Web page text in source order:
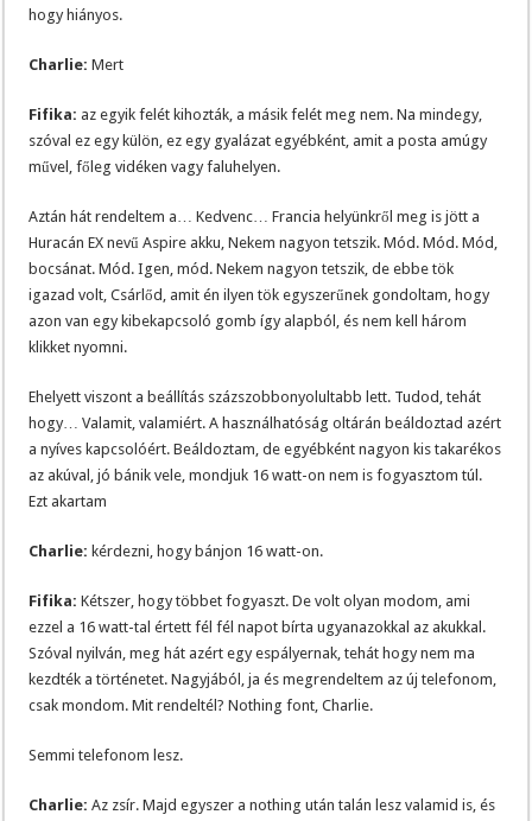
hogy hiányos.
Charlie: Mert
Fifika: az egyik felét kihozták, a másik felét meg nem. Na mindegy,
szóval ez egy külön, ez egy gyalázat egyébként, amit a posta amúgy
művel, főleg vidéken vagy faluhelyen.
Aztán hát rendeltem a… Kedvenc… Francia helyünkről meg is jött a
Huracán EX nevű Aspire akku, Nekem nagyon tetszik. Mód. Mód. Mód,
bocsánat. Mód. Igen, mód. Nekem nagyon tetszik, de ebbe tök
igazad volt, Csárlőd, amit én ilyen tök egyszerűnek gondoltam, hogy
azon van egy kibekapcsoló gomb így alapból, és nem kell három
klikket nyomni.
Ehelyett viszont a beállítás százszobbonyolultabb lett. Tudod, tehát
hogy… Valamit, valamiért. A használhatóság oltárán beáldoztad azért
a nyíves kapcsolóért. Beáldoztam, de egyébként nagyon kis takarékos
az akúval, jó bánik vele, mondjuk 16 watt-on nem is fogyasztom túl.
Ezt akartam
Charlie: kérdezni, hogy bánjon 16 watt-on.
Fifika: Kétszer, hogy többet fogyaszt. De volt olyan modom, ami
ezzel a 16 watt-tal értett fél fél napot bírta ugyanazokkal az akukkal.
Szóval nyilván, meg hát azért egy espályernak, tehát hogy nem ma
kezdték a történetet. Nagyjából, ja és megrendeltem az új telefonom,
csak mondom. Mit rendeltél? Nothing font, Charlie.
Semmi telefonom lesz.
Charlie: Az zsír. Majd egyszer a nothing után talán lesz valamid is, és